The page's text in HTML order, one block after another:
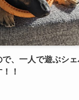
、一人で遊ぶシ
！